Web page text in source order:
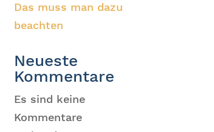
Das muss man dazu
beachten
Neueste
Kommentare
Es sind keine
Kommentare